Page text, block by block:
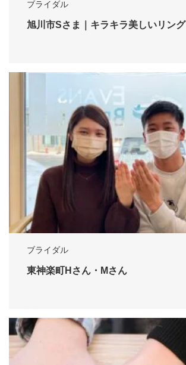
ブライダル
旭川市Sさま｜キラキラ美しいリング
ブライダル
東神楽町Hさん・Mさん